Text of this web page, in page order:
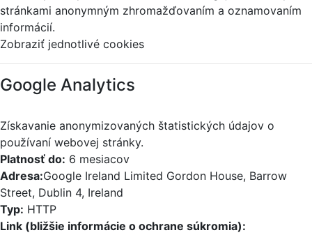
stránkami anonymným zhromažďovaním a oznamovaním
informácií.
Zobraziť jednotlivé cookies
Google Analytics
Získavanie anonymizovaných štatistických údajov o
používaní webovej stránky.
Platnosť do: 6 mesiacov
Adresa:Google Ireland Limited Gordon House, Barrow
Street, Dublin 4, Ireland
Typ: HTTP
Link (bližšie informácie o ochrane súkromia):